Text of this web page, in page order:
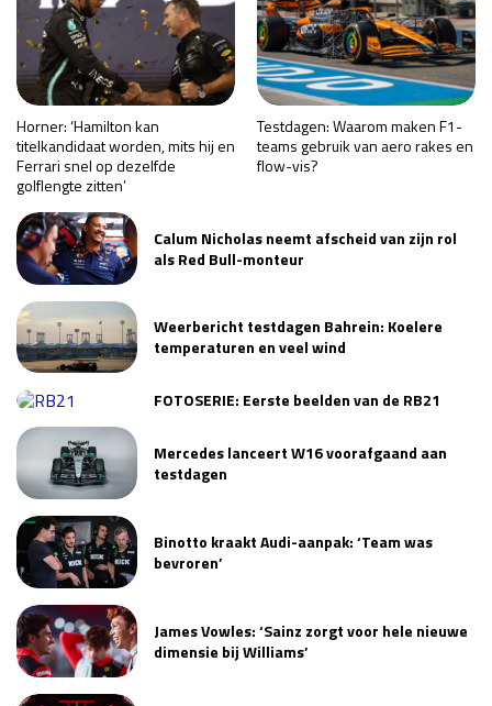
Horner: ‘Hamilton kan
titelkandidaat worden, mits hij en
Ferrari snel op dezelfde
golflengte zitten’
Testdagen: Waarom maken F1-
teams gebruik van aero rakes en
flow-vis?
Calum Nicholas neemt afscheid van zijn rol
als Red Bull-monteur
Weerbericht testdagen Bahrein: Koelere
temperaturen en veel wind
FOTOSERIE: Eerste beelden van de RB21
Mercedes lanceert W16 voorafgaand aan
testdagen
Binotto kraakt Audi-aanpak: ‘Team was
bevroren’
James Vowles: ‘Sainz zorgt voor hele nieuwe
dimensie bij Williams’